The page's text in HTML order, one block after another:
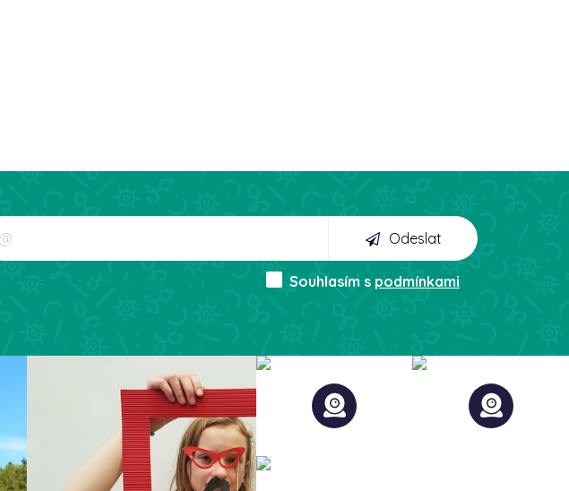
Odeslat
Souhlasím s podmínkami